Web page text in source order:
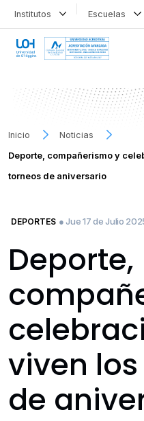
Institutos Escuelas
Inicio
Noticias
Deporte, compañerismo y
torneos de aniversario
DEPORTES ● Jue 17 de Julio
Deporte,
viven
de